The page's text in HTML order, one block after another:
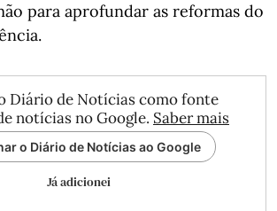
para aprofundar as reformas do
Diário de Notícias como fonte
notícias no Google. Saber mais
o Diário de Notícias ao Google
Já adicionei